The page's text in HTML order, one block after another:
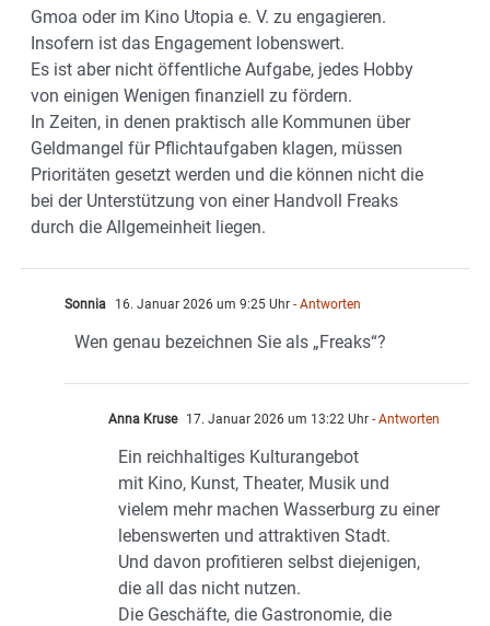
Gmoa oder im Kino Utopia e. V. zu engagieren.
Insofern ist das Engagement lobenswert.
Es ist aber nicht öffentliche Aufgabe, jedes Hobby
von einigen Wenigen finanziell zu fördern.
In Zeiten, in denen praktisch alle Kommunen über
Geldmangel für Pflichtaufgaben klagen, müssen
Prioritäten gesetzt werden und die können nicht die
bei der Unterstützung von einer Handvoll Freaks
durch die Allgemeinheit liegen.
Sonnia 16. Januar 2026 um 9:25 Uhr - Antworten
Wen genau bezeichnen Sie als „Freaks“?
Anna Kruse 17. Januar 2026 um 13:22 Uhr - Antworten
Ein reichhaltiges Kulturangebot
mit Kino, Kunst, Theater, Musik und
vielem mehr machen Wasserburg zu einer
lebenswerten und attraktiven Stadt.
Und davon profitieren selbst diejenigen,
die all das nicht nutzen.
Die Geschäfte, die Gastronomie, die